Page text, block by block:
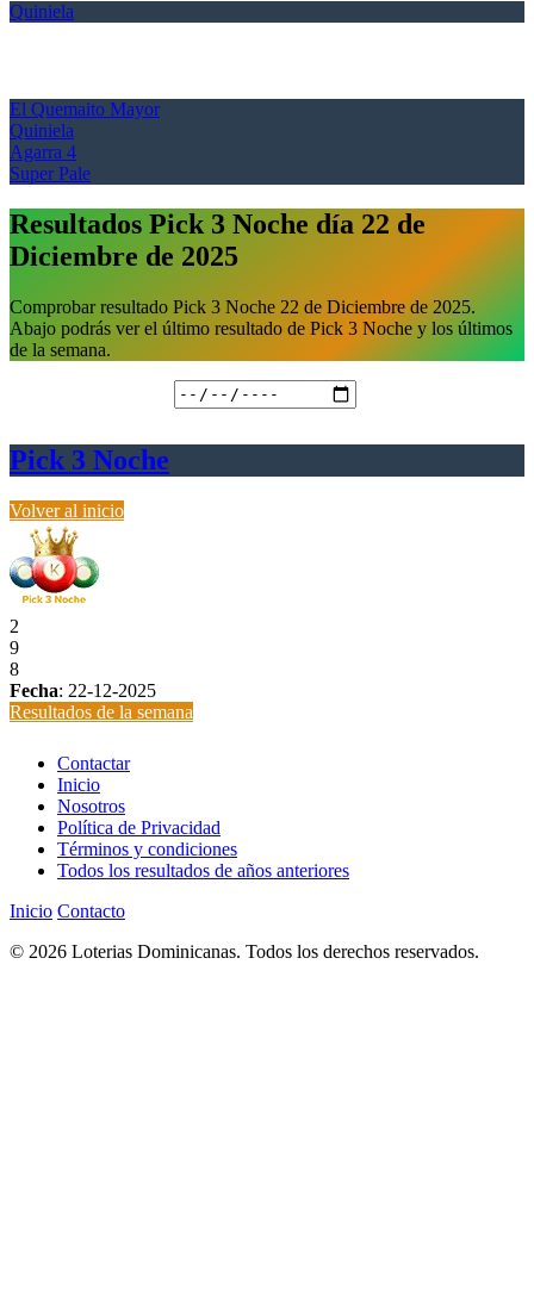
Quiniela
El Quemaito Mayor
Quiniela
Agarra 4
Super Pale
Resultados Pick 3 Noche día 22 de
Diciembre de 2025
Comprobar resultado Pick 3 Noche 22 de Diciembre de 2025.
Abajo podrás ver el último resultado de Pick 3 Noche y los últimos
de la semana.
Pick 3 Noche
Volver al inicio
2
9
8
Fecha: 22-12-2025
Resultados de la semana
Contactar
Inicio
Nosotros
Política de Privacidad
Términos y condiciones
Todos los resultados de años anteriores
Inicio Contacto
© 2026 Loterias Dominicanas. Todos los derechos reservados.